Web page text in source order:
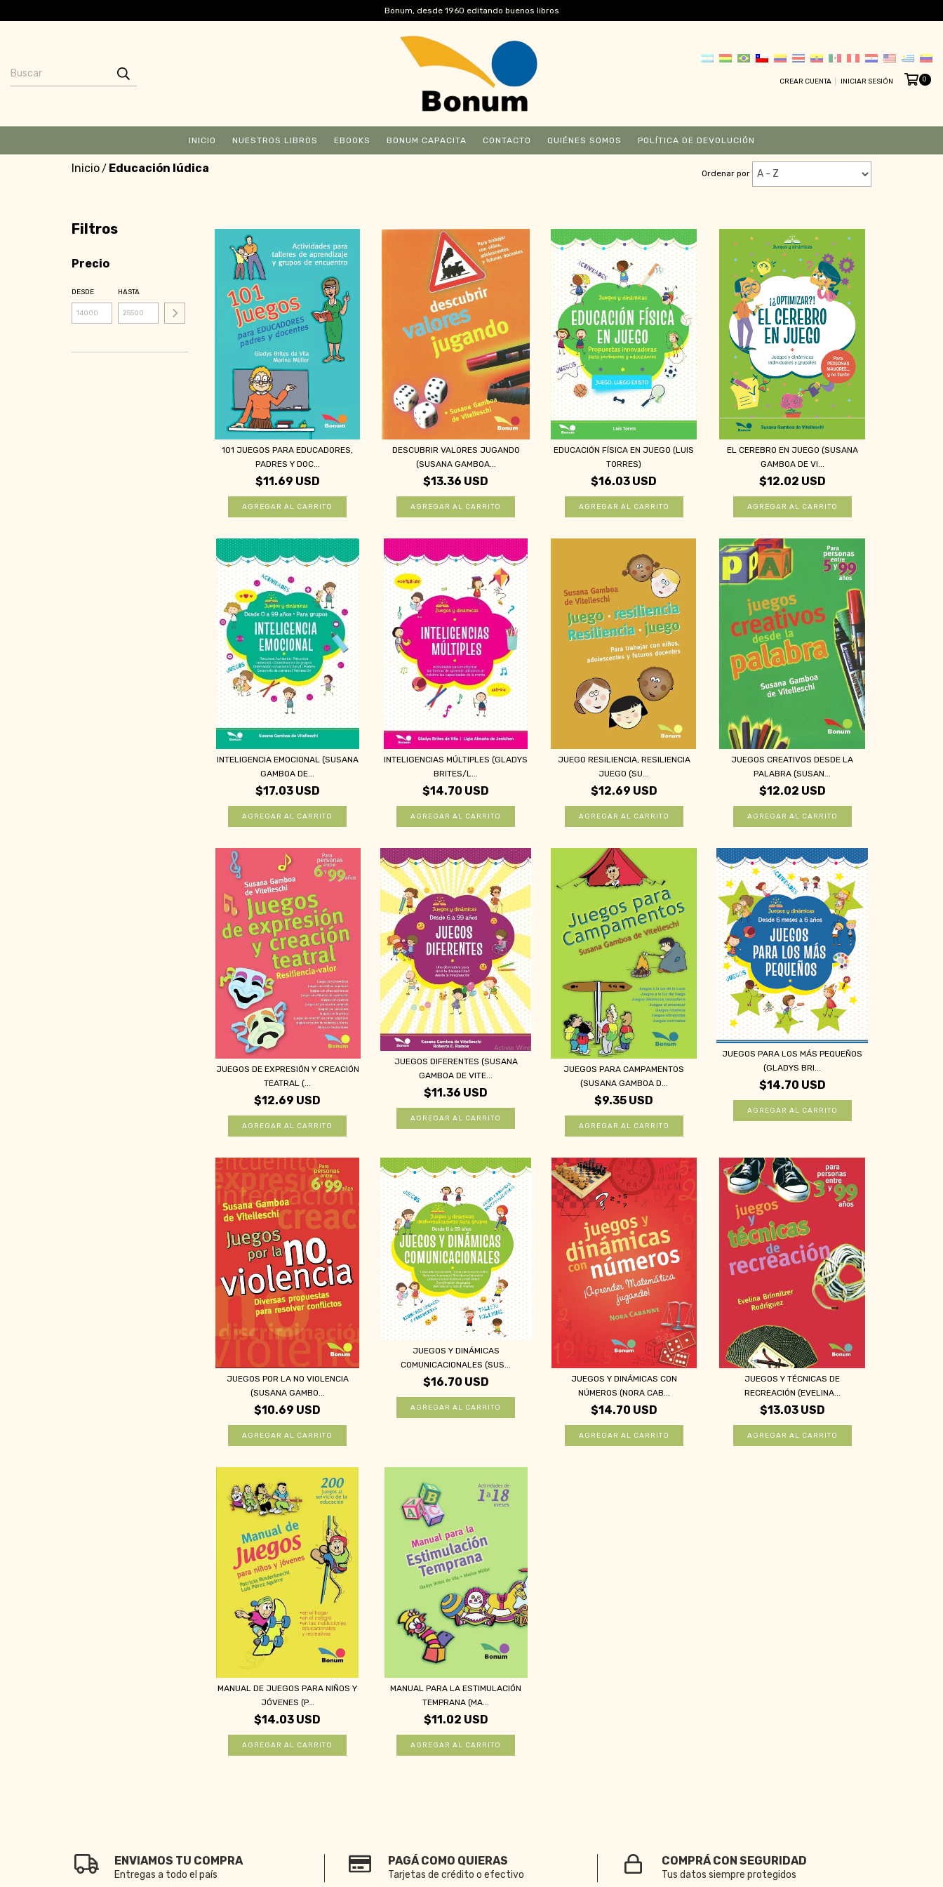
Bonum, desde 1960 editando buenos libros
CREAR CUENTA INICIAR SESIÓN 0
INICIO NUESTROS LIBROS EBOOKS BONUM CAPACITA CONTACTO QUIÉNES SOMOS POLÍTICA DE DEVOLUCIÓN
Inicio/ Educación lúdica Ordenar por
Filtros
Precio
DESDE HASTA
101 JUEGOS PARA EDUCADORES,
PADRES Y DOC...
$11.69 USD
DESCUBRIR VALORES JUGANDO
(SUSANA GAMBOA...
$13.36 USD
EDUCACIÓN FÍSICA EN JUEGO (LUIS
TORRES)
$16.03 USD
EL CEREBRO EN JUEGO (SUSANA
GAMBOA DE VI...
$12.02 USD
INTELIGENCIA EMOCIONAL (SUSANA
GAMBOA DE...
$17.03 USD
INTELIGENCIAS MÚLTIPLES (GLADYS
BRITES/L...
$14.70 USD
JUEGO RESILIENCIA, RESILIENCIA
JUEGO (SU...
$12.69 USD
JUEGOS CREATIVOS DESDE LA
PALABRA (SUSAN...
$12.02 USD
JUEGOS DE EXPRESIÓN Y CREACIÓN
TEATRAL (...
$12.69 USD
JUEGOS DIFERENTES (SUSANA
GAMBOA DE VITE...
$11.36 USD
JUEGOS PARA CAMPAMENTOS
(SUSANA GAMBOA D...
$9.35 USD
JUEGOS PARA LOS MÁS PEQUEÑOS
(GLADYS BRI...
$14.70 USD
JUEGOS POR LA NO VIOLENCIA
(SUSANA GAMBO...
$10.69 USD
JUEGOS Y DINÁMICAS
COMUNICACIONALES (SUS...
$16.70 USD
JUEGOS Y DINÁMICAS CON
NÚMEROS (NORA CAB...
$14.70 USD
JUEGOS Y TÉCNICAS DE
RECREACIÓN (EVELINA...
$13.03 USD
MANUAL DE JUEGOS PARA NIÑOS Y
JÓVENES (P...
$14.03 USD
MANUAL PARA LA ESTIMULACIÓN
TEMPRANA (MA...
$11.02 USD
ENVIAMOS TU COMPRA
Entregas a todo el país
PAGÁ COMO QUIERAS
Tarjetas de crédito o efectivo
COMPRÁ CON SEGURIDAD
Tus datos siempre protegidos